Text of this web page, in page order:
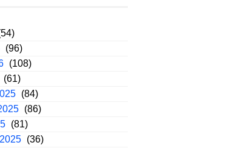
(96)
(108)
(61)
(84)
(86)
(81)
(36)